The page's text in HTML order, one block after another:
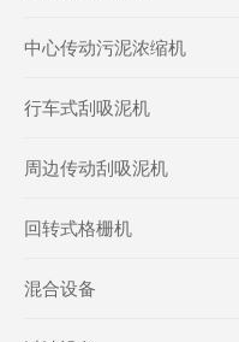
中心传动污泥浓缩机
行车式刮吸泥机
周边传动刮吸泥机
回转式格栅机
混合设备